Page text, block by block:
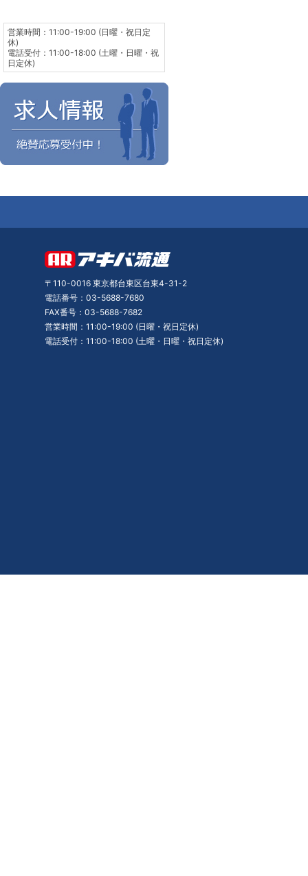
営業時間：11:00-19:00 (日曜・祝日定
休)
電話受付：11:00-18:00 (土曜・日曜・祝
日定休)
〒110-0016 東京都台東区台東4-31-2
電話番号：03-5688-7680
FAX番号：03-5688-7682
営業時間：11:00-19:00 (日曜・祝日定休)
電話受付：11:00-18:00 (土曜・日曜・祝日定休)